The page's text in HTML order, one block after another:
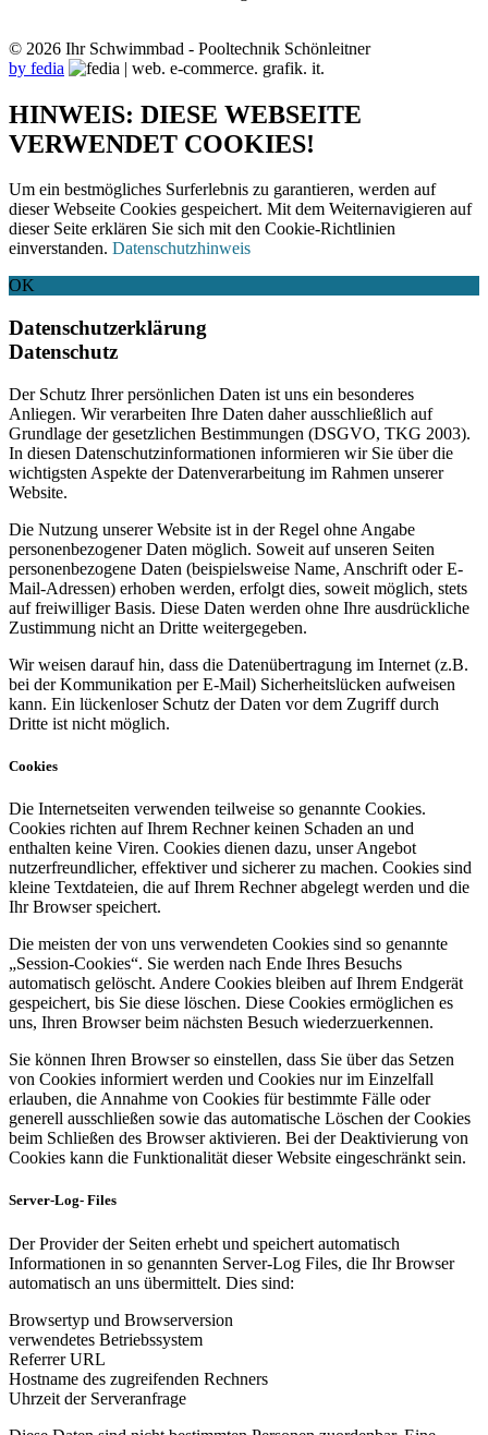
© 2026 Ihr Schwimmbad - Pooltechnik Schönleitner
by fedia
HINWEIS: DIESE WEBSEITE
VERWENDET COOKIES!
Um ein bestmögliches Surferlebnis zu garantieren, werden auf
dieser Webseite Cookies gespeichert. Mit dem Weiternavigieren auf
dieser Seite erklären Sie sich mit den Cookie-Richtlinien
einverstanden. Datenschutzhinweis
OK
Datenschutzerklärung
Datenschutz
Der Schutz Ihrer persönlichen Daten ist uns ein besonderes
Anliegen. Wir verarbeiten Ihre Daten daher ausschließlich auf
Grundlage der gesetzlichen Bestimmungen (DSGVO, TKG 2003).
In diesen Datenschutzinformationen informieren wir Sie über die
wichtigsten Aspekte der Datenverarbeitung im Rahmen unserer
Website.
Die Nutzung unserer Website ist in der Regel ohne Angabe
personenbezogener Daten möglich. Soweit auf unseren Seiten
personenbezogene Daten (beispielsweise Name, Anschrift oder E-
Mail-Adressen) erhoben werden, erfolgt dies, soweit möglich, stets
auf freiwilliger Basis. Diese Daten werden ohne Ihre ausdrückliche
Zustimmung nicht an Dritte weitergegeben.
Wir weisen darauf hin, dass die Datenübertragung im Internet (z.B.
bei der Kommunikation per E-Mail) Sicherheitslücken aufweisen
kann. Ein lückenloser Schutz der Daten vor dem Zugriff durch
Dritte ist nicht möglich.
Cookies
Die Internetseiten verwenden teilweise so genannte Cookies.
Cookies richten auf Ihrem Rechner keinen Schaden an und
enthalten keine Viren. Cookies dienen dazu, unser Angebot
nutzerfreundlicher, effektiver und sicherer zu machen. Cookies sind
kleine Textdateien, die auf Ihrem Rechner abgelegt werden und die
Ihr Browser speichert.
Die meisten der von uns verwendeten Cookies sind so genannte
„Session-Cookies“. Sie werden nach Ende Ihres Besuchs
automatisch gelöscht. Andere Cookies bleiben auf Ihrem Endgerät
gespeichert, bis Sie diese löschen. Diese Cookies ermöglichen es
uns, Ihren Browser beim nächsten Besuch wiederzuerkennen.
Sie können Ihren Browser so einstellen, dass Sie über das Setzen
von Cookies informiert werden und Cookies nur im Einzelfall
erlauben, die Annahme von Cookies für bestimmte Fälle oder
generell ausschließen sowie das automatische Löschen der Cookies
beim Schließen des Browser aktivieren. Bei der Deaktivierung von
Cookies kann die Funktionalität dieser Website eingeschränkt sein.
Server-Log- Files
Der Provider der Seiten erhebt und speichert automatisch
Informationen in so genannten Server-Log Files, die Ihr Browser
automatisch an uns übermittelt. Dies sind:
Browsertyp und Browserversion
verwendetes Betriebssystem
Referrer URL
Hostname des zugreifenden Rechners
Uhrzeit der Serveranfrage